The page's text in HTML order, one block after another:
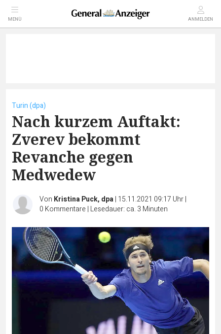
MENÜ ANMELDEN
Turin (dpa)
Nach kurzem Auftakt:
Zverev bekommt
Revanche gegen
Medwedew
Von Kristina Puck, dpa| 15.11.2021 09:17 Uhr|
0 Kommentare | Lesedauer: ca. 3 Minuten